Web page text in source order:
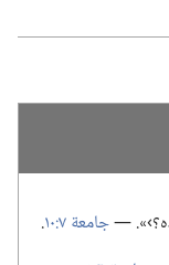
—‏جامعة ٧:‏١٠
‏.‏